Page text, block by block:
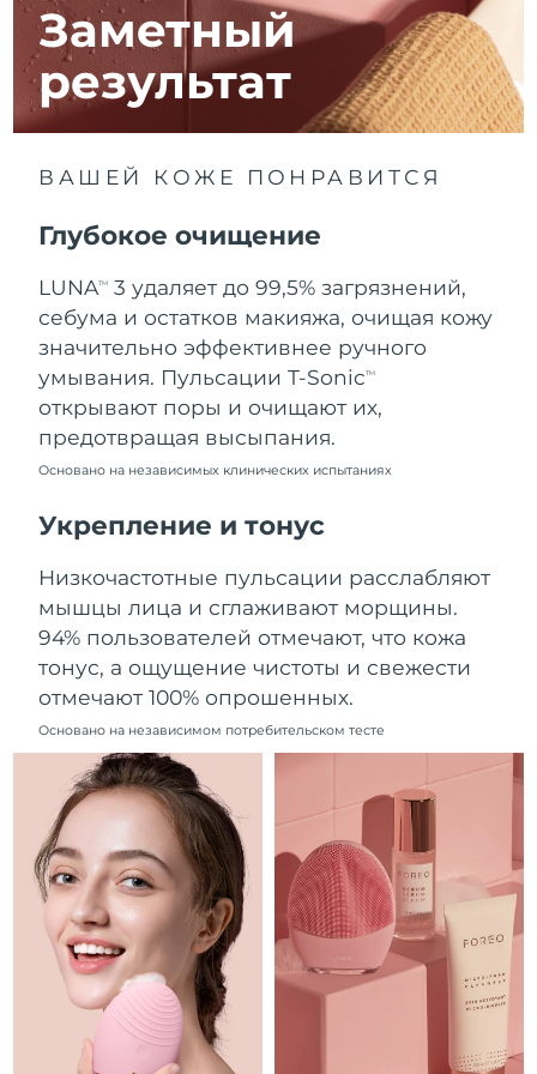
Заметный
результат
ВАШЕЙ КОЖЕ ПОНРАВИТСЯ
Глубокое очищение
LUNATM
3 удаляет до 99,5% загрязнений,
себума и остатков макияжа, очищая кожу
значительно эффективнее ручного
умывания. Пульсации T-SonicTM
открывают поры и очищают их,
предотвращая высыпания.
Основано на независимых клинических испытаниях
Укрепление и тонус
Низкочастотные пульсации расслабляют
мышцы лица и сглаживают морщины.
94% пользователей отмечают, что кожа
тонус, а ощущение чистоты и свежести
отмечают 100% опрошенных.
Основано на независимом потребительском тесте
Израиль
Ожидаемая дата доставки
13/08/2026
Италия
Ожидаемая дата доставки
Джерси
14/08/2026
Казахстан
Ожидаемая дата доставки
Кувейт
Ожидаемая дата доставки
Ливан
10/08/2026
Литва
Ожидаемая дата доставки
09/08/2026
Люксембург
Ожидаемая дата доставки
Макао (САР)
Ожидаемая дата доставки
11/08/2026
Малайзия
Ожидаемая дата доставки
12/08/2026
Мальта
Ожидаемая дата доставки
09/08/2026
Мексика
Ожидаемая дата доставки
13/08/2026
Ожидаемая дата доставки